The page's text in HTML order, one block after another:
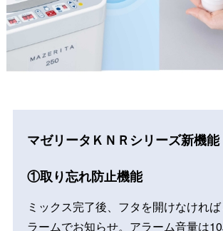
マゼリータＫＮＲシリーズ新機能
①取り忘れ防止機能
ミックス完了後、フタを開けなけれ
ラームでお知らせ。アラーム音量は